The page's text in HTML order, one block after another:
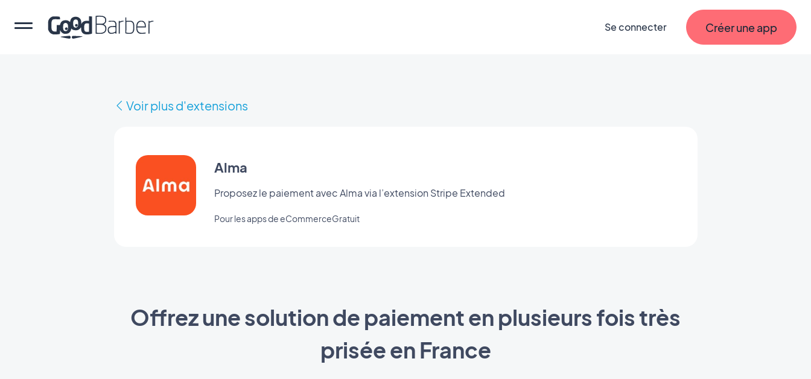
Se connecter Créer une app
Voir plus d'extensions
Alma
Proposez le paiement avec Alma via l’extension Stripe Extended
Pour les apps de eCommerceGratuit
Offrez une solution de paiement en plusieurs fois très
prisée en France